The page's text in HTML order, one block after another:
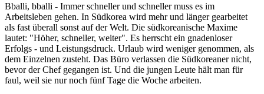
Bballi, bballi - Immer schneller und schneller muss es im
Arbeitsleben gehen. In Südkorea wird mehr und länger gearbeitet
als fast überall sonst auf der Welt. Die südkoreanische Maxime
lautet: "Höher, schneller, weiter". Es herrscht ein gnadenloser
Erfolgs - und Leistungsdruck. Urlaub wird weniger genommen, als
dem Einzelnen zusteht. Das Büro verlassen die Südkoreaner nicht,
bevor der Chef gegangen ist. Und die jungen Leute hält man für
faul, weil sie nur noch fünf Tage die Woche arbeiten.